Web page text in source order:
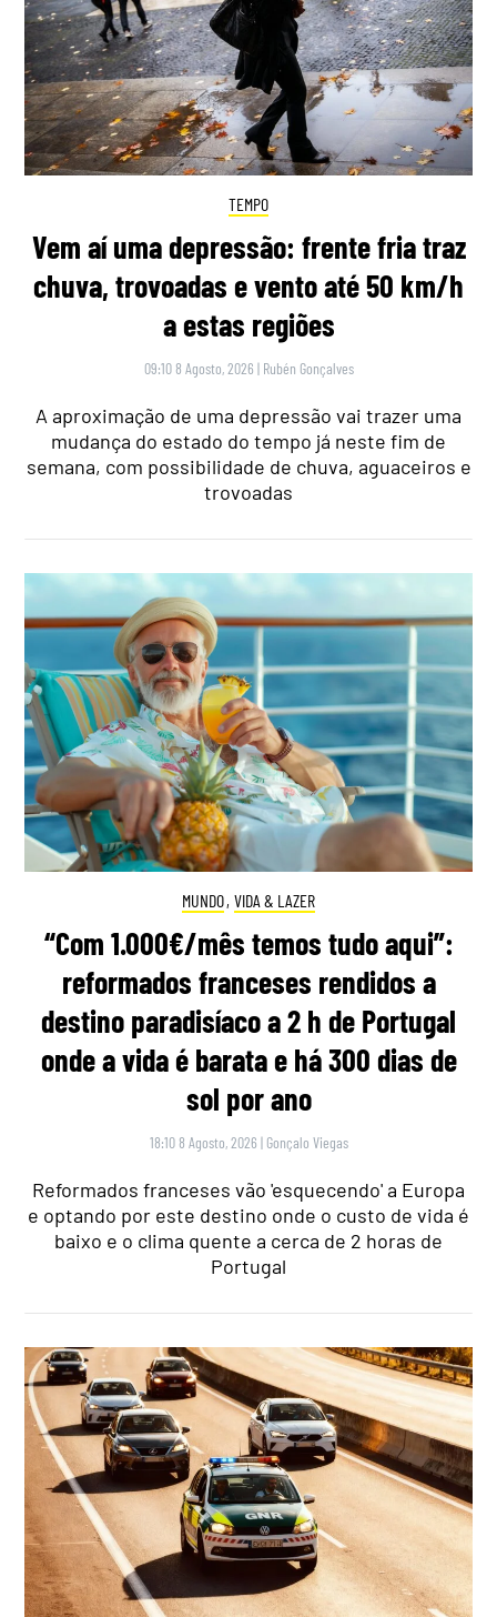
TEMPO
Vem aí uma depressão: frente fria traz
chuva, trovoadas e vento até 50 km/h
a estas regiões
09:10 8 Agosto, 2026 | Rubén Gonçalves
A aproximação de uma depressão vai trazer uma
mudança do estado do tempo já neste fim de
semana, com possibilidade de chuva, aguaceiros e
trovoadas
MUNDO, VIDA & LAZER
“Com 1.000€/mês temos tudo aqui”:
reformados franceses rendidos a
destino paradisíaco a 2 h de Portugal
onde a vida é barata e há 300 dias de
sol por ano
18:10 8 Agosto, 2026 | Gonçalo Viegas
Reformados franceses vão 'esquecendo' a Europa
e optando por este destino onde o custo de vida é
baixo e o clima quente a cerca de 2 horas de
Portugal